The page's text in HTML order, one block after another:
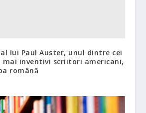
lui Paul Auster, unul dintre cei
inventivi scriitori americani,
română